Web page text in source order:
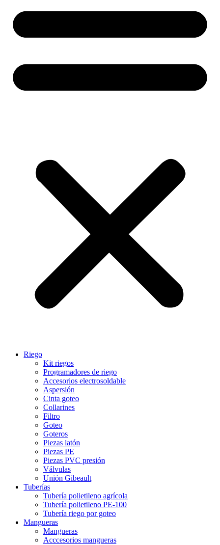
Riego
Kit riegos
Programadores de riego
Accesorios electrosoldable
Aspersión
Cinta goteo
Collarines
Filtro
Goteo
Goteros
Piezas latón
Piezas PE
Piezas PVC presión
Válvulas
Unión Gibeault
Tuberías
Tubería polietileno agrícola
Tubería polietileno PE-100
Tubería riego por goteo
Mangueras
Mangueras
Acccesorios mangueras